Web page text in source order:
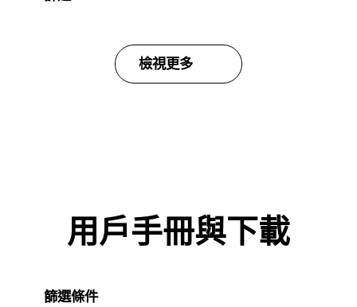
檢視更多
用戶手冊與下載
篩選條件